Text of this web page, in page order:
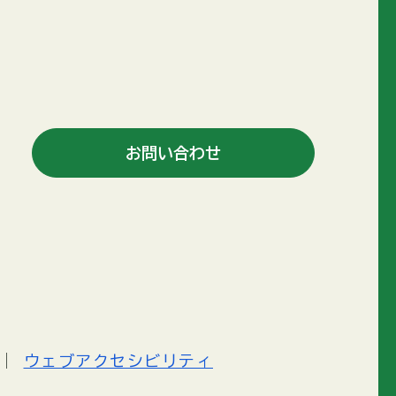
お問い合わせ
ウェブアクセシビリティ